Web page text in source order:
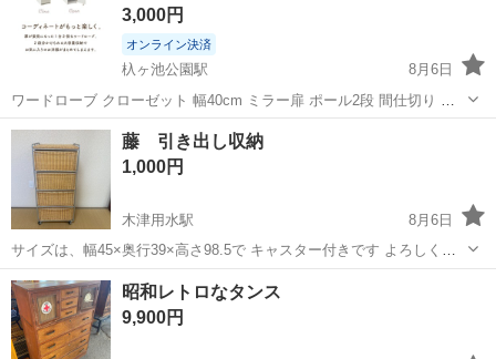
3,000円
オンライン決済
杁ヶ池公園駅
8月6日
ワードローブ クローゼット 幅40cm ミラー扉 ポール2段 間仕切り 衣
類収納 洋服タンス 木製 姿見 チェスト リビング 子供部屋 仕切り ワン
ルーム 一人暮らし おしゃれ かわいい 新生活 シンプル 寝室 組み立て
て...
愛知 長久手市 杁ヶ池公園駅
藤 引き出し収納
1,000円
木津用水駅
8月6日
サイズは、幅45×奥行39×高さ98.5で キャスター付きです よろしくお
願いします。
愛知 丹羽郡 木津用水駅
昭和レトロなタンス
9,900円